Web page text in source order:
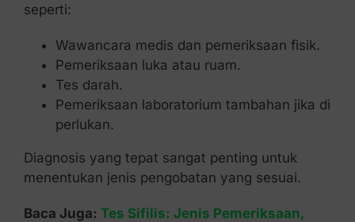
seperti:
Wawancara medis dan pemeriksaan fisik.
Pemeriksaan luka atau ruam.
Tes darah.
Pemeriksaan laboratorium tambahan jika di
perlukan.
Diagnosis yang tepat sangat penting untuk
menentukan jenis pengobatan yang sesuai.
Baca Juga: Tes Sifilis: Jenis Pemeriksaan,